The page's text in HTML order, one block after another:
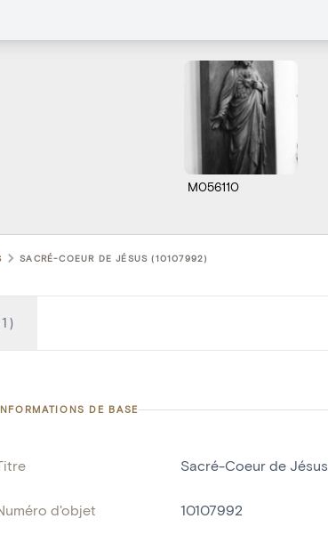
M056110
SACRÉ-COEUR DE JÉSUS (10107992)
DE BASE
Sacré-Coeur de Jésus
d'objet 10107992